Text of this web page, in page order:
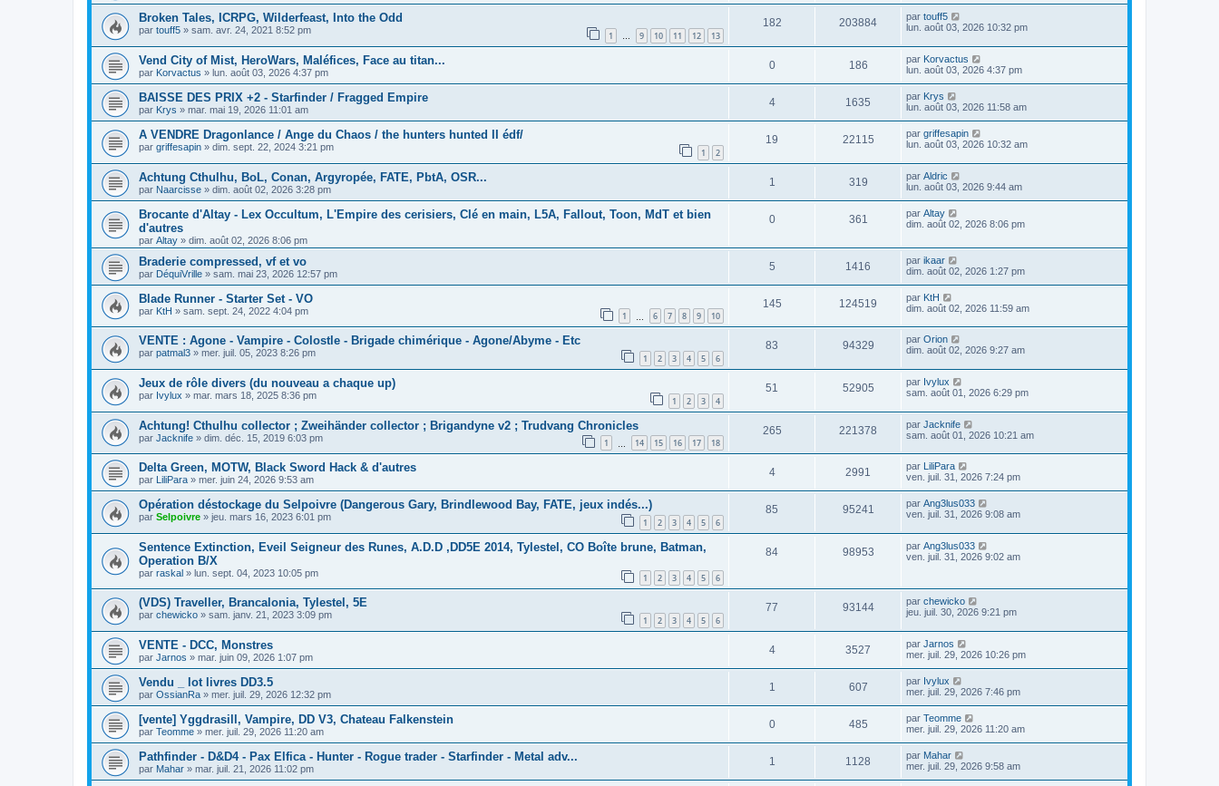
Broken Tales, ICRPG, Wilderfeast, Into the Odd
par touff5 » sam. avr. 24, 2021 8:52 pm 1 … 9 10 11 12 13
182 203884 par touff5
lun. août 03, 2026 10:32 pm
Vend City of Mist, HeroWars, Maléfices, Face au titan...
par Korvactus » lun. août 03, 2026 4:37 pm
0 186 par Korvactus
lun. août 03, 2026 4:37 pm
BAISSE DES PRIX +2 - Starfinder / Fragged Empire
par Krys » mar. mai 19, 2026 11:01 am
4 1635 par Krys
lun. août 03, 2026 11:58 am
A VENDRE Dragonlance / Ange du Chaos / the hunters hunted II édf/
par griffesapin » dim. sept. 22, 2024 3:21 pm 1 2
19 22115 par griffesapin
lun. août 03, 2026 10:32 am
Achtung Cthulhu, BoL, Conan, Argyropée, FATE, PbtA, OSR...
par Naarcisse » dim. août 02, 2026 3:28 pm
1 319 par Aldric
lun. août 03, 2026 9:44 am
Brocante d'Altay - Lex Occultum, L'Empire des cerisiers, Clé en main, L5A, Fallout, Toon, MdT et bien
d'autres
par Altay » dim. août 02, 2026 8:06 pm
0 361 par Altay
dim. août 02, 2026 8:06 pm
Braderie compressed, vf et vo
par DéquiVrille » sam. mai 23, 2026 12:57 pm
5 1416 par ikaar
dim. août 02, 2026 1:27 pm
Blade Runner - Starter Set - VO
par KtH » sam. sept. 24, 2022 4:04 pm 1 6 7 8 9 10
145 124519 par KtH
dim. août 02, 2026 11:59 am
VENTE : Agone - Vampire - Colostle - Brigade chimérique - Agone/Abyme - Etc
par patmal3 » mer. juil. 05, 2023 8:26 pm 1 2 3 4 5 6
83 94329 par Orion
dim. août 02, 2026 9:27 am
Jeux de rôle divers (du nouveau a chaque up)
par Ivylux » mar. mars 18, 2025 8:36 pm 1 2 3 4
51 52905 par Ivylux
sam. août 01, 2026 6:29 pm
Achtung! Cthulhu collector ; Zweihänder collector ; Brigandyne v2 ; Trudvang Chronicles
par Jacknife » dim. déc. 15, 2019 6:03 pm 1 14 15 16 17 18
265 221378 par Jacknife
sam. août 01, 2026 10:21 am
Delta Green, MOTW, Black Sword Hack & d'autres
par LiliPara » mer. juin 24, 2026 9:53 am
4 2991 par LiliPara
ven. juil. 31, 2026 7:24 pm
Opération déstockage du Selpoivre (Dangerous Gary, Brindlewood Bay, FATE, jeux indés...)
par Selpoivre » jeu. mars 16, 2023 6:01 pm 1 2 3 4 5 6
85 95241 par Ang3lus033
ven. juil. 31, 2026 9:08 am
Sentence Extinction, Eveil Seigneur des Runes, A.D.D ,DD5E 2014, Tylestel, CO Boîte brune, Batman,
Operation B/X
par raskal » lun. sept. 04, 2023 10:05 pm 1 2 3 4 5 6
84 98953 par Ang3lus033
ven. juil. 31, 2026 9:02 am
(VDS) Traveller, Brancalonia, Tylestel, 5E
par chewicko » sam. janv. 21, 2023 3:09 pm 1 2 3 4 5 6
77 93144 par chewicko
jeu. juil. 30, 2026 9:21 pm
VENTE - DCC, Monstres
par Jarnos » mar. juin 09, 2026 1:07 pm
4 3527 par Jarnos
mer. juil. 29, 2026 10:26 pm
Vendu _ lot livres DD3.5
par OssianRa » mer. juil. 29, 2026 12:32 pm
1 607 par Ivylux
mer. juil. 29, 2026 7:46 pm
[vente] Yggdrasill, Vampire, DD V3, Chateau Falkenstein
par Teomme » mer. juil. 29, 2026 11:20 am
0 485 par Teomme
mer. juil. 29, 2026 11:20 am
Pathfinder - D&D4 - Pax Elfica - Hunter - Rogue trader - Starfinder - Metal adv...
par Mahar » mar. juil. 21, 2026 11:02 pm
1 1128 par Mahar
mer. juil. 29, 2026 9:58 am